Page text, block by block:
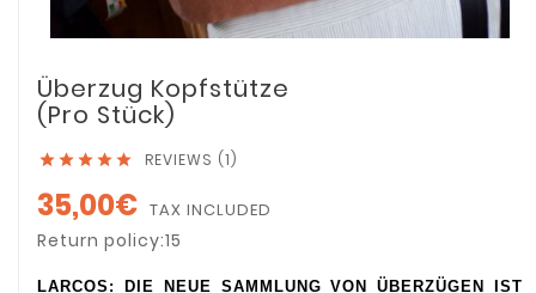
Überzug Kopfstütze
(pro Stück)
     REVIEWS (1)
35,00€ TAX INCLUDED
Return policy:15
LARCOS: DIE NEUE SAMMLUNG VON ÜBERZÜGEN IST